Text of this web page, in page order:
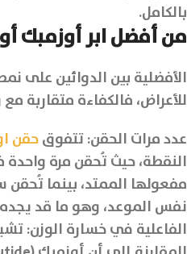
بالكامل.
من أفضل ابر أوزمبك
الأفضلية بين الدوائين على
للأعراض، فالكفاءة متقاربة
عدد مرات الحقن: تتفوقحقن
النقطة، حيث تُحقن مرة
مفعولها الممتد، بينما
نفس الموعد، وهو ما قد
الفاعلية في خسارة الوزن: